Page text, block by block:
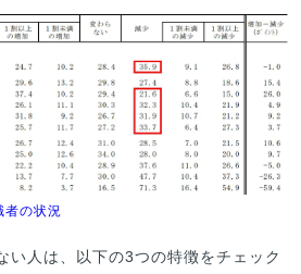
者の状況
い人は、以下の3つの特徴をチェック